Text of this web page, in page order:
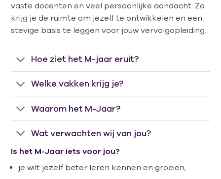
vaste docenten en veel persoonlijke aandacht. Zo
krijg je de ruimte om jezelf te ontwikkelen en een
stevige basis te leggen voor jouw vervolgopleiding.
Hoe ziet het M-jaar eruit?
Welke vakken krijg je?
Waarom het M-Jaar?
Wat verwachten wij van jou?
Is het M-Jaar iets voor jou?
je wilt jezelf beter leren kennen en groeien;